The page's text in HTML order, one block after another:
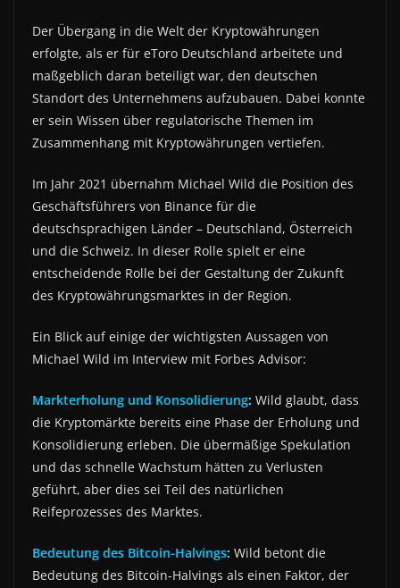
Der Übergang in die Welt der Kryptowährungen
erfolgte, als er für eToro Deutschland arbeitete und
maßgeblich daran beteiligt war, den deutschen
Standort des Unternehmens aufzubauen. Dabei konnte
er sein Wissen über regulatorische Themen im
Zusammenhang mit Kryptowährungen vertiefen.
Im Jahr 2021 übernahm Michael Wild die Position des
Geschäftsführers von Binance für die
deutschsprachigen Länder – Deutschland, Österreich
und die Schweiz. In dieser Rolle spielt er eine
entscheidende Rolle bei der Gestaltung der Zukunft
des Kryptowährungsmarktes in der Region.
Ein Blick auf einige der wichtigsten Aussagen von
Michael Wild im Interview mit Forbes Advisor:
Markterholung und Konsolidierung: Wild glaubt, dass
die Kryptomärkte bereits eine Phase der Erholung und
Konsolidierung erleben. Die übermäßige Spekulation
und das schnelle Wachstum hätten zu Verlusten
geführt, aber dies sei Teil des natürlichen
Reifeprozesses des Marktes.
Bedeutung des Bitcoin-Halvings: Wild betont die
Bedeutung des Bitcoin-Halvings als einen Faktor, der